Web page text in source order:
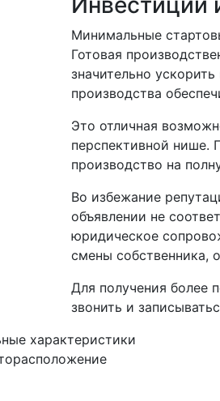
Минимальные
Готовая
значительно
производства
Это отличная
перспективной нише.
производство на
Во избежание
объявлении не
юридическое
смены собственника,
Для получения более
звонить и
характеристики